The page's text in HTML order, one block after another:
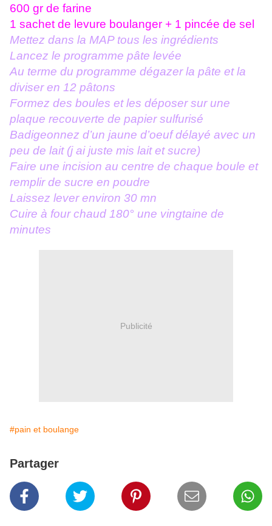
600 gr de farine
1 sachet de levure boulanger + 1 pincée de sel
Mettez dans la MAP tous les ingrédients
Lancez le programme pâte levée
Au terme du programme dégazer la pâte et la
diviser en 12 pâtons
Formez des boules et les déposer sur une
plaque recouverte de papier sulfurisé
Badigeonnez d’un jaune d’oeuf délayé avec un
peu de lait (j ai juste mis lait et sucre)
Faire une incision au centre de chaque boule et
remplir de sucre en poudre
Laissez lever environ 30 mn
Cuire à four chaud 180° une vingtaine de
minutes
Publicité
#pain et boulange
Partager